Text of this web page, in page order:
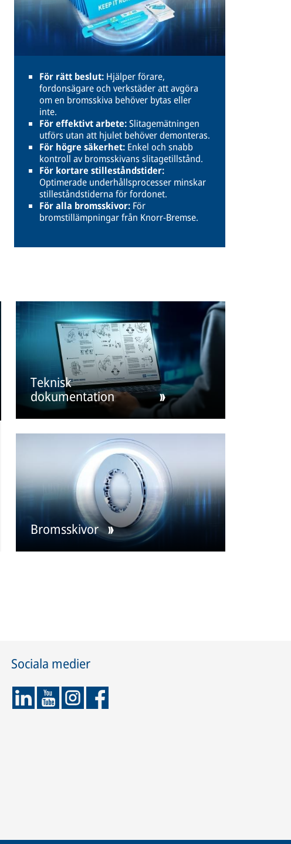
För rätt beslut: Hjälper förare,
fordonsägare och verkstäder att avgöra
om en bromsskiva behöver bytas eller
inte.
För effektivt arbete:Slitagemätningen
utförs utan att hjulet behöver demonteras.
För högre säkerhet: Enkel och snabb
kontroll av bromsskivans slitagetillstånd.
För kortare stilleståndstider:
Optimerade underhållsprocesser minskar
stilleståndstiderna för fordonet.
För alla bromsskivor: För
bromstillämpningar från Knorr-Bremse.
Teknisk
dokumentation
Bromsskivor
Sociala medier